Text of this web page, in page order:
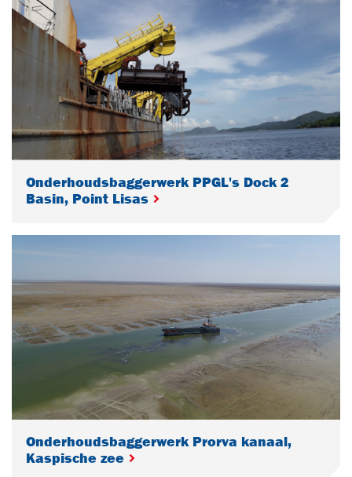
Onderhoudsbaggerwerk PPGL's Dock 2
Basin, Point Lisas
Onderhoudsbaggerwerk Prorva kanaal,
Kaspische zee